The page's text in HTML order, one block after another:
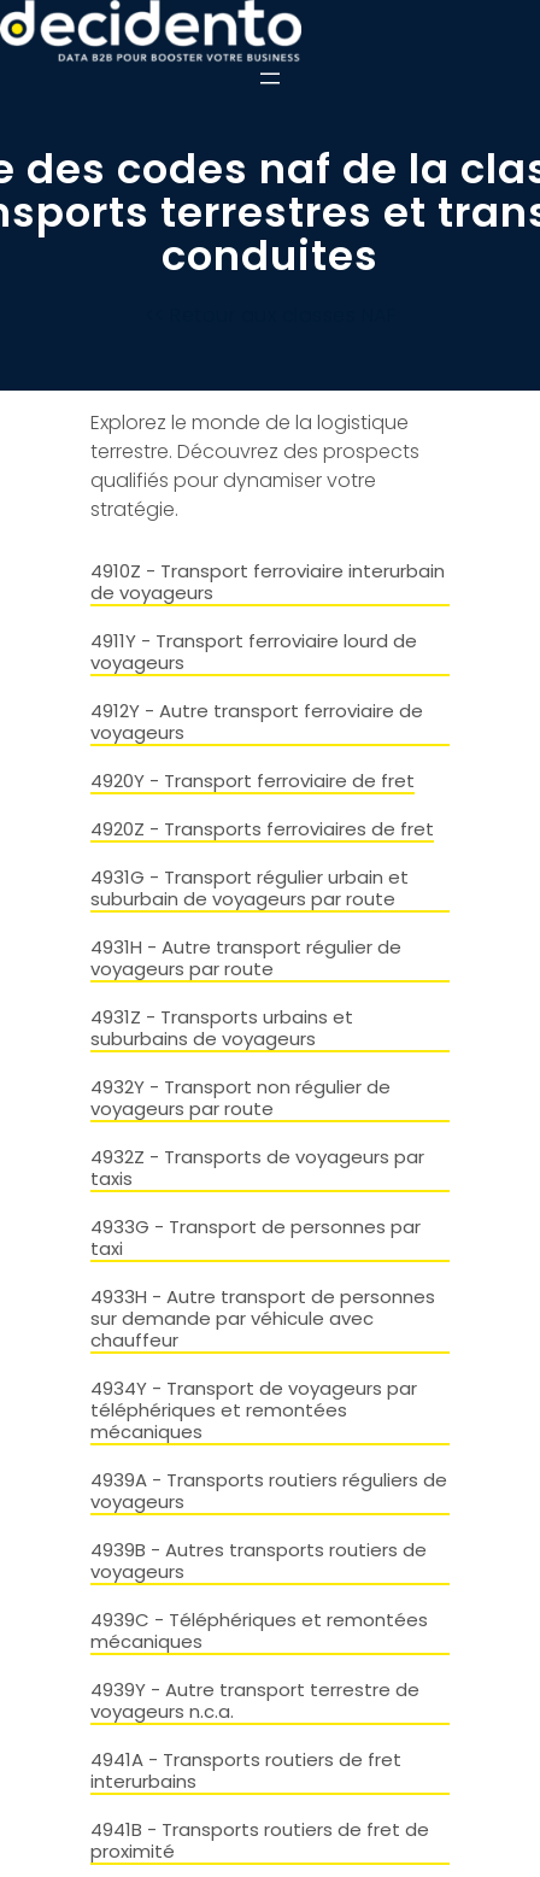
des codes naf de la
terrestres et
conduites
Explorez le monde de la logistique
terrestre. Découvrez des prospects
qualifiés pour dynamiser votre
stratégie.
4910Z - Transport ferroviaire interurbain
de voyageurs
4911Y - Transport ferroviaire lourd de
voyageurs
4912Y - Autre transport ferroviaire de
voyageurs
4920Y - Transport ferroviaire de fret
4920Z - Transports ferroviaires de fret
4931G - Transport régulier urbain et
suburbain de voyageurs par route
4931H - Autre transport régulier de
voyageurs par route
4931Z - Transports urbains et
suburbains de voyageurs
4932Y - Transport non régulier de
voyageurs par route
4932Z - Transports de voyageurs par
taxis
4933G - Transport de personnes par
taxi
4933H - Autre transport de personnes
sur demande par véhicule avec
chauffeur
4934Y - Transport de voyageurs par
téléphériques et remontées
mécaniques
4939A - Transports routiers réguliers de
voyageurs
4939B - Autres transports routiers de
voyageurs
4939C - Téléphériques et remontées
mécaniques
4939Y - Autre transport terrestre de
voyageurs n.c.a.
4941A - Transports routiers de fret
interurbains
4941B - Transports routiers de fret de
proximité